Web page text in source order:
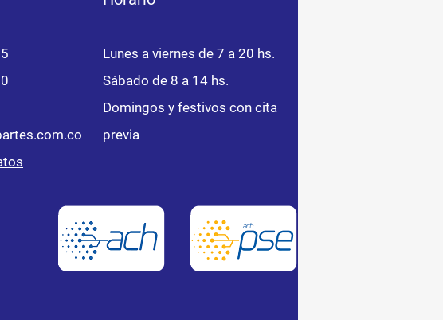
Lunes a viernes de 7 a 20 hs.
Sábado de 8 a 14 hs.
Domingos y festivos con cita
previa